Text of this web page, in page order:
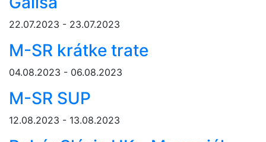
22.07.2023 - 23.07.2023
M-SR krátke trate
04.08.2023 - 06.08.2023
M-SR SUP
12.08.2023 - 13.08.2023